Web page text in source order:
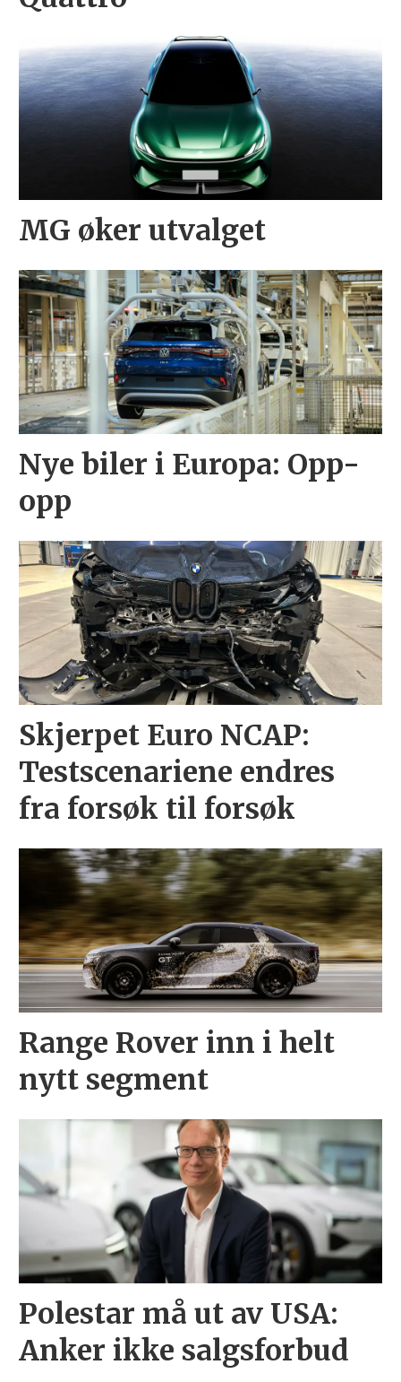
MG øker utvalget
Nye biler i Europa: Opp-
opp
Skjerpet Euro NCAP:
Testscenariene endres
fra forsøk til forsøk
Range Rover inn i helt
nytt segment
Polestar må ut av USA:
Anker ikke salgsforbud